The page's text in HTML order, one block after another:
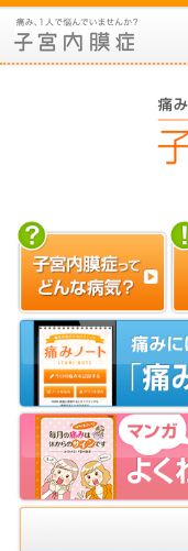
こんな症状に注意！
マンガ よくわかる!子
痛みノートをつけま
リンク集